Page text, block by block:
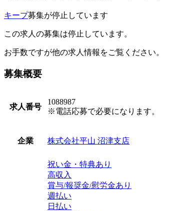
キープ募集が停止しています
この求人の募集は停止しています。
お手数ですが他の求人情報をご覧ください。
募集概要
求人番号
1088987
※電話応募で必要になります。
企業 株式会社平山 沼津支店
祝い金・特典あり
高収入
賞与/報奨金/慰労金あり
週払い
日払い